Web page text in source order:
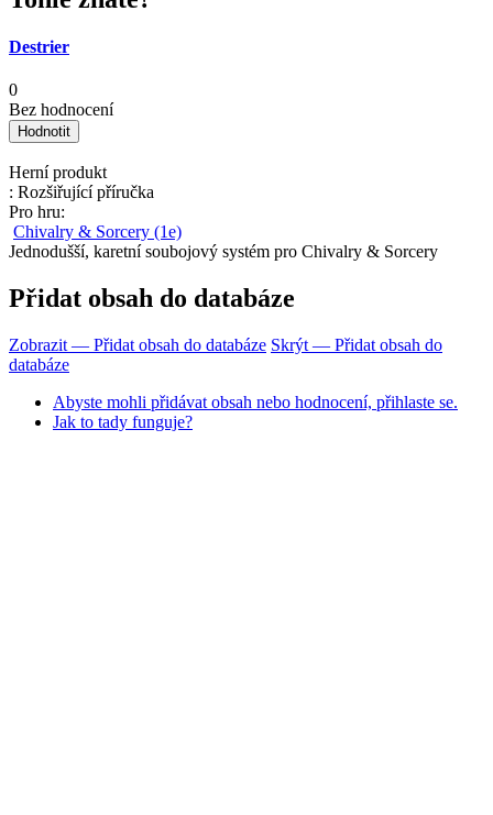
Destrier
0
Bez hodnocení
Herní produkt
: Rozšiřující příručka
Pro hru:
Chivalry & Sorcery (1e)
Jednodušší, karetní soubojový systém pro Chivalry & Sorcery
Přidat obsah do databáze
Zobrazit — Přidat obsah do databáze Skrýt — Přidat obsah do
databáze
Abyste mohli přidávat obsah nebo hodnocení, přihlaste se.
Jak to tady funguje?